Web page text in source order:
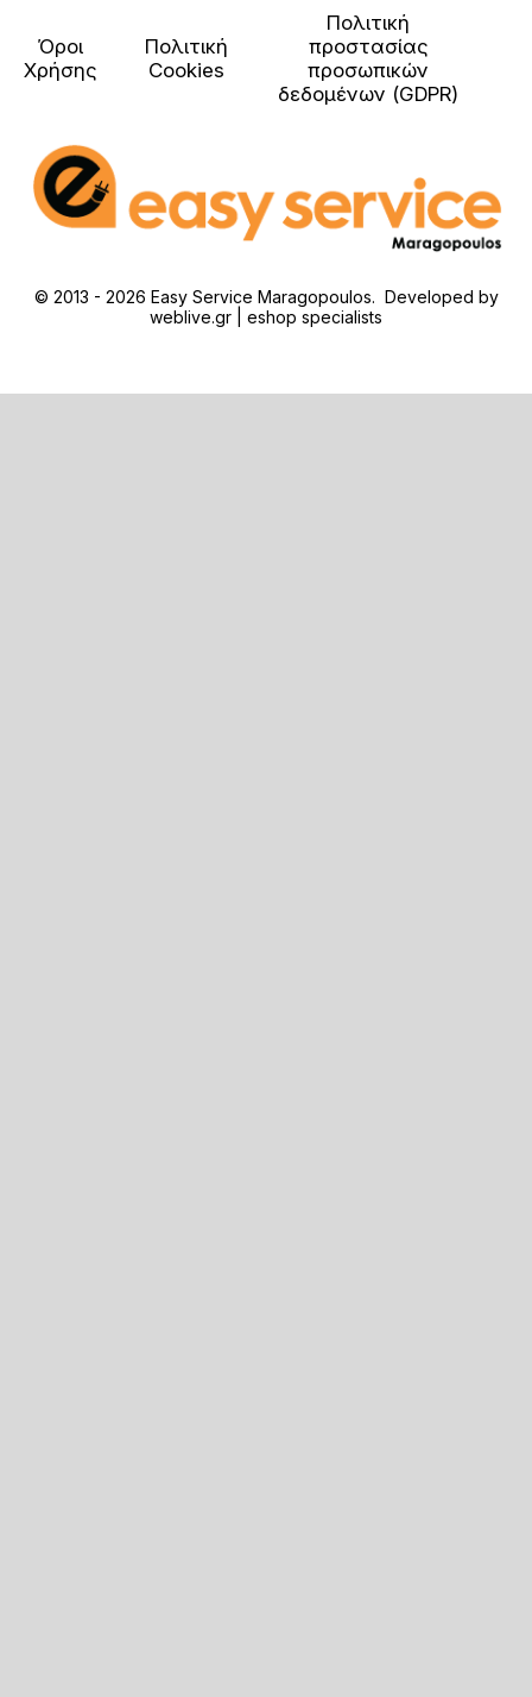
Όροι
Χρήσης
Πολιτική
Cookies
Πολιτική
προστασίας
προσωπικών
δεδομένων (GDPR)
© 2013 - 2026 Easy Service Maragopoulos. Developed by
weblive.gr | eshop specialists